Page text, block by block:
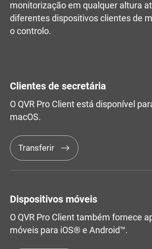
monitorização em qualquer altura
diferentes dispositivos clientes de
o controlo.
Clientes de secretária
O QVR Pro Client está disponível
macOS.
Transferir
Dispositivos móveis
O QVR Pro Client também fornece
móveis para iOS® e Android™.